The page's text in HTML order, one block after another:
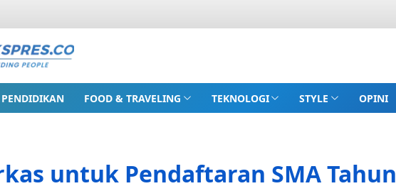
PENDIDIKAN FOOD & TRAVELING TEKNOLOGI STYLE OPINI
untuk Pendaftaran SMA Tahun